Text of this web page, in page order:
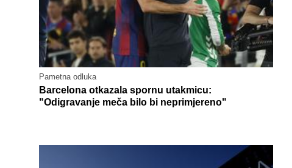
Pametna odluka
Barcelona otkazala spornu utakmicu:
"Odigravanje meča bilo bi neprimjereno"